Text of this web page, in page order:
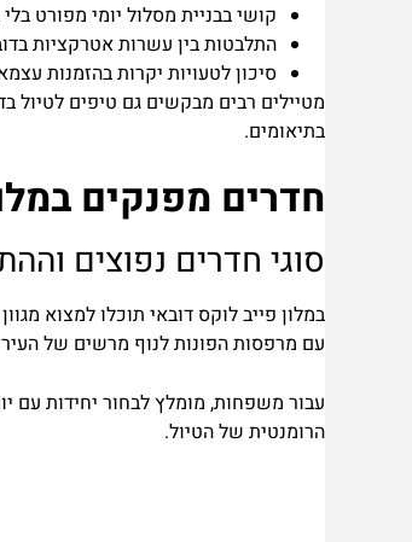
קושי בבניית מסלול יומי מפורט
התלבטות בין עשרות אטרקציות
סיכון לטעויות יקרות בהזמנות
מטיילים רבים מבקשים גם טיפים
בתיאומים.
חדרים מפנקים
סוגי חדרים נפוצים
במלון פייב לוקס דובאי תוכלו למצוא
עם מרפסות הפונות לנוף מרשים של
עבור משפחות, מומלץ לבחור יחידות עם
הרומנטית של הטיול.